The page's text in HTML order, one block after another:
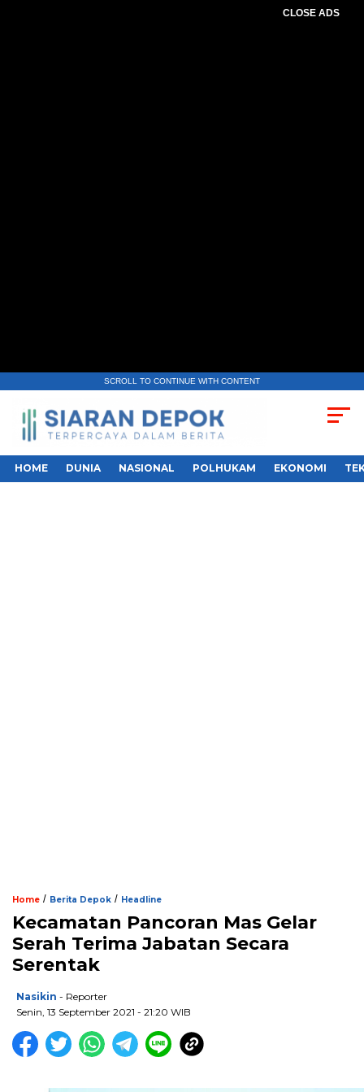
CLOSE ADS
SCROLL TO CONTINUE WITH CONTENT
HOME DUNIA NASIONAL POLHUKAM EKONOMI
Home / Berita Depok / Headline
Kecamatan Pancoran Mas Gelar
Serah Terima Jabatan Secara
Serentak
Nasikin - Reporter
Senin, 13 September 2021 - 21:20 WIB